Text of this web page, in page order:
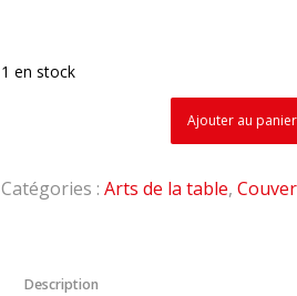
1 en stock
Ajouter au panier
Catégories :Arts de la table,
Description